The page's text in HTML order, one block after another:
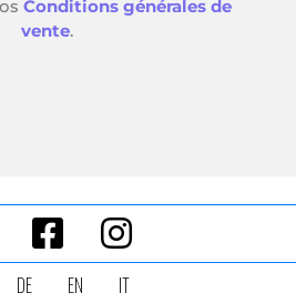
DE EN IT